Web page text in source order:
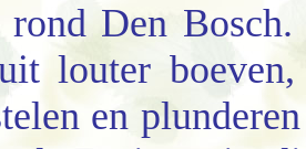
rond Den
louter
en